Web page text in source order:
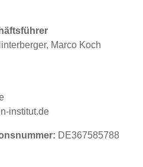
Marco Koch
institut.de
DE367585788